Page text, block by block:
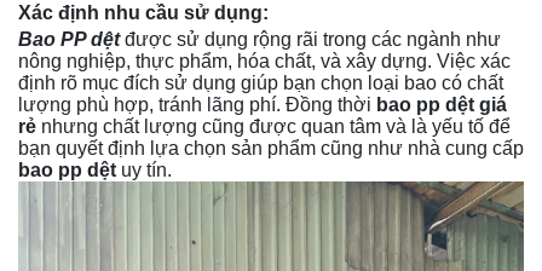
Xác định nhu cầu sử dụng:
Bao PP dệtđược sử dụng rộng rãi trong các ngành như
nông nghiệp, thực phẩm, hóa chất, và xây dựng. Việc xác
định rõ mục đích sử dụng giúp bạn chọn loại bao có chất
lượng phù hợp, tránh lãng phí. Đồng thời bao pp dệt giá
rẻ nhưng chất lượng cũng được quan tâm và là yếu tố để
bạn quyết định lựa chọn sản phẩm cũng như nhà cung cấp
bao pp dệt uy tín.